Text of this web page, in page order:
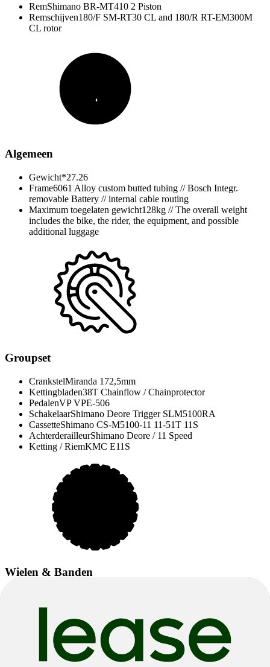
RemShimano BR-MT410 2 Piston
Remschijven180/F SM-RT30 CL and 180/R RT-EM300M
CL rotor
Algemeen
Gewicht*27.26
Frame6061 Alloy custom butted tubing // Bosch Integr.
removable Battery // internal cable routing
Maximum toegelaten gewicht128kg // The overall weight
includes the bike, the rider, the equipment, and possible
additional luggage
Groupset
CrankstelMiranda 172,5mm
Kettingbladen38T Chainflow / Chainprotector
PedalenVP VPE-506
SchakelaarShimano Deore Trigger SLM5100RA
CassetteShimano CS-M5100-11 11-51T 11S
AchterderailleurShimano Deore / 11 Speed
Ketting / RiemKMC E11S
Wielen & Banden
Achternaaf
AchterbandSchwalbe Johnny Watts 29x2.35" Wired
WielsetSyncros X18 Disc
VoorbandSchwalbe Johnny Watts 29x2.35" Wired
VoornaafShimano HB-MT400 / 15x110mm